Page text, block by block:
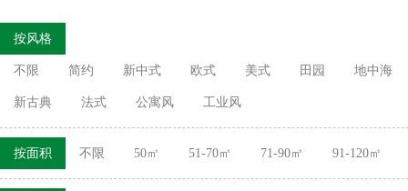
按风格
不限 简约 新中式 欧式 美式 田园 地中海
新古典 法式 公寓风 工业风
按面积 不限 50㎡ 51-70㎡ 71-90㎡ 91-120㎡